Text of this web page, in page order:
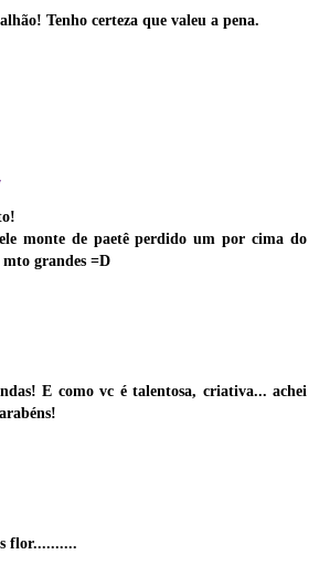
Tenho certeza que valeu a pena.
monte de paetê perdido um por cima do
grandes =D
E como vc é talentosa, criativa... achei
flor..........